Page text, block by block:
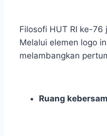
Filosofi HUT RI ke-76
Melalui elemen logo
melambangkan
Ruang